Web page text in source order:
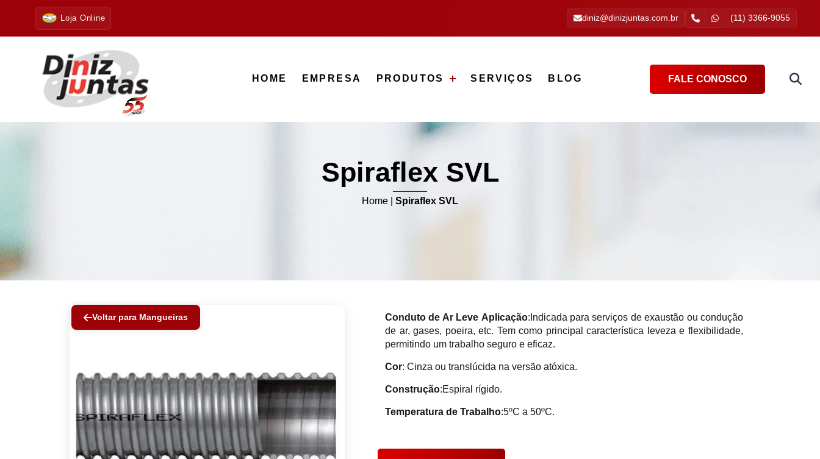
Loja Online diniz@dinizjuntas.com.br (11) 3366-9055
HOME EMPRESA PRODUTOS SERVIÇOS BLOG FALE CONOSCO
Spiraflex SVL
Home Spiraflex SVL
Voltar para Mangueiras Conduto de Ar Leve Aplicação:Indicada para serviços de exaustão ou condução
de ar, gases, poeira, etc. Tem como principal característica leveza e flexibilidade,
permitindo um trabalho seguro e eficaz.
Cor: Cinza ou translúcida na versão atóxica.
Construção:Espiral rígido.
Temperatura de Trabalho:5ºC a 50ºC.